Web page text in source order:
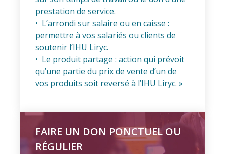
prestation de service.
• L’arrondi sur salaire ou en caisse :
permettre à vos salariés ou clients de
soutenir l’IHU Liryc.
• Le produit partage : action qui prévoit
qu’une partie du prix de vente d’un de
vos produits soit reversé à l’IHU Liryc. »
FAIRE UN DON PONCTUEL OU
RÉGULIER